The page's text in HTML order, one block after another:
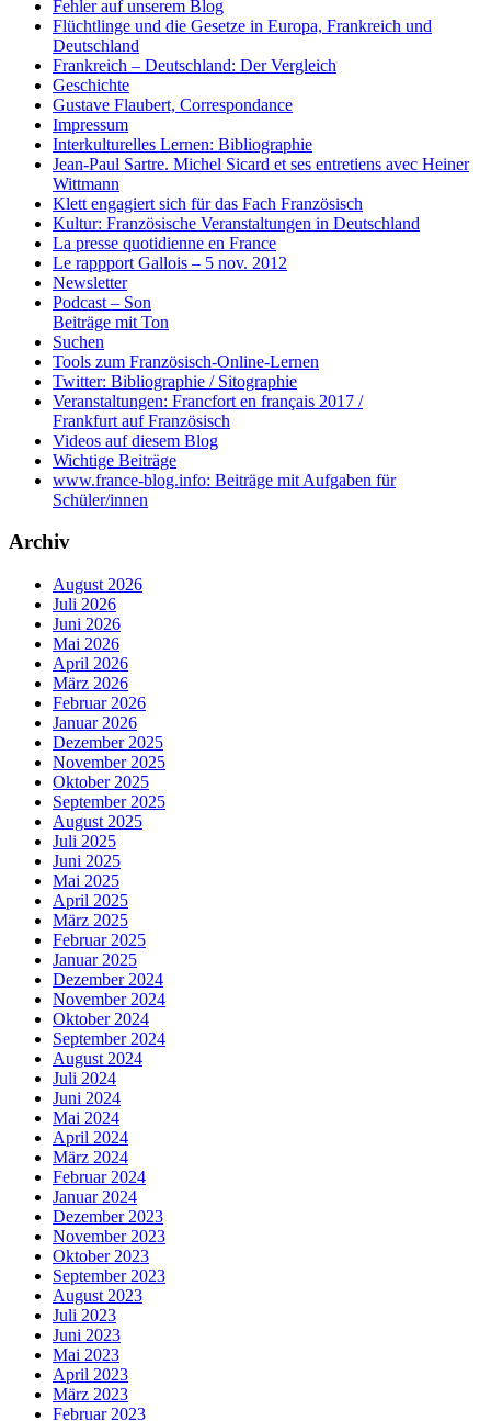
Fehler auf unserem Blog
Flüchtlinge und die Gesetze in Europa, Frankreich und
Deutschland
Frankreich – Deutschland: Der Vergleich
Geschichte
Gustave Flaubert, Correspondance
Impressum
Interkulturelles Lernen: Bibliographie
Jean-Paul Sartre. Michel Sicard et ses entretiens avec Heiner
Wittmann
Klett engagiert sich für das Fach Französisch
Kultur: Französische Veranstaltungen in Deutschland
La presse quotidienne en France
Le rappport Gallois – 5 nov. 2012
Newsletter
Podcast – Son
Beiträge mit Ton
Suchen
Tools zum Französisch-Online-Lernen
Twitter: Bibliographie / Sitographie
Veranstaltungen: Francfort en français 2017 /
Frankfurt auf Französisch
Videos auf diesem Blog
Wichtige Beiträge
www.france-blog.info: Beiträge mit Aufgaben für
Schüler/innen
Archiv
August 2026
Juli 2026
Juni 2026
Mai 2026
April 2026
März 2026
Februar 2026
Januar 2026
Dezember 2025
November 2025
Oktober 2025
September 2025
August 2025
Juli 2025
Juni 2025
Mai 2025
April 2025
März 2025
Februar 2025
Januar 2025
Dezember 2024
November 2024
Oktober 2024
September 2024
August 2024
Juli 2024
Juni 2024
Mai 2024
April 2024
März 2024
Februar 2024
Januar 2024
Dezember 2023
November 2023
Oktober 2023
September 2023
August 2023
Juli 2023
Juni 2023
Mai 2023
April 2023
März 2023
Februar 2023